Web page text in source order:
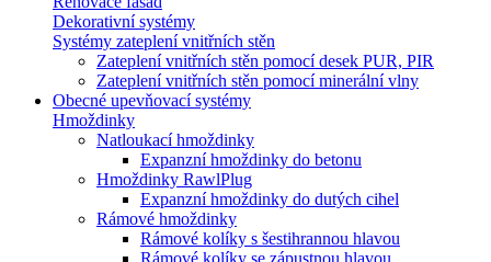
Dekorativní systémy
Systémy zateplení vnitřních stěn
Zateplení vnitřních stěn pomocí desek PUR, PIR
Zateplení vnitřních stěn pomocí minerální vlny
Obecné upevňovací systémy
Hmoždinky
Natloukací hmoždinky
Expanzní hmoždinky do betonu
Hmoždinky RawlPlug
Expanzní hmoždinky do dutých cihel
Rámové hmoždinky
Rámové kolíky s šestihrannou hlavou
Rámové kolíky se zápustnou hlavou